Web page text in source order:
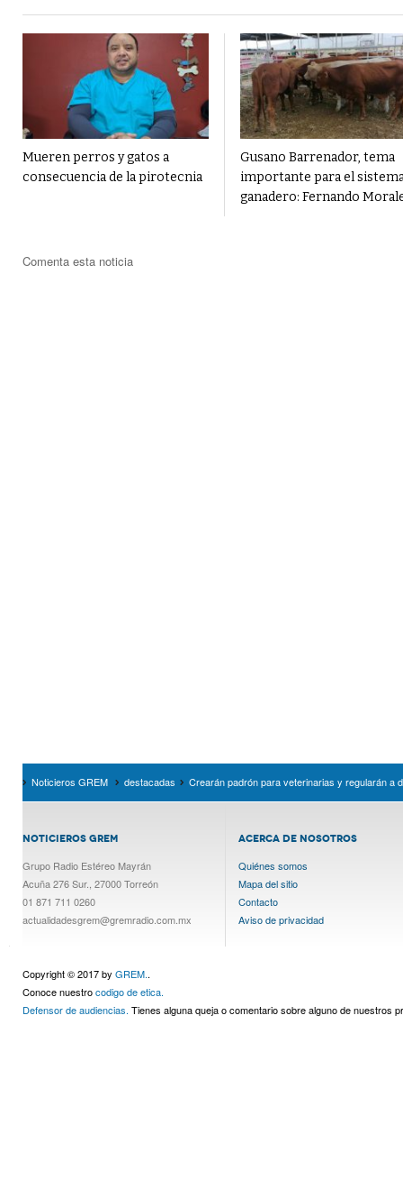
Mueren perros y gatos a
consecuencia de la pirotecnia
Gusano Barrenador, tema
importante para el
ganadero: Fernando
Comenta esta noticia
Noticieros GREM destacadas Crearán padrón para veterinarias y regularán a
NOTICIEROS GREM
Grupo Radio Estéreo Mayrán
Acuña 276 Sur., 27000 Torreón
01 871 711 0260
actualidadesgrem@gremradio.com.mx
ACERCA DE NOSOTROS
Quiénes somos
Mapa del sitio
Contacto
Aviso de privacidad
Copyright © 2017 by GREM..
Conoce nuestrocodigo de etica.
Defensor de audiencias. Tienes alguna queja o comentario sobre alguno de nuestros